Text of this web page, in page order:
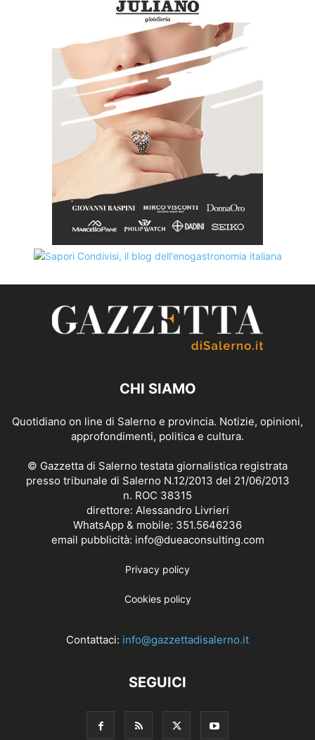
CHI SIAMO
Quotidiano on line di Salerno e provincia. Notizie, opinioni,
approfondimenti, politica e cultura.
© Gazzetta di Salerno testata giornalistica registrata
presso tribunale di Salerno N.12/2013 del 21/06/2013
n. ROC 38315
direttore: Alessandro Livrieri
WhatsApp & mobile: 351.5646236
email pubblicità: info@dueaconsulting.com
Privacy policy
Cookies policy
Contattaci: info@gazzettadisalerno.it
SEGUICI